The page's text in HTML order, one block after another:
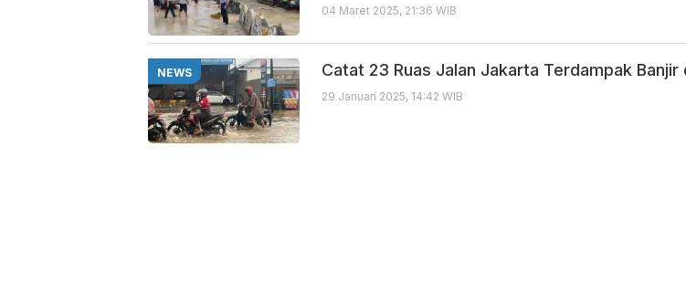
04 Maret 2025, 21:36 WIB
NEWS Catat 23 Ruas Jalan Jakarta Terdampak Banjir
29 Januari 2025, 14:42 WIB